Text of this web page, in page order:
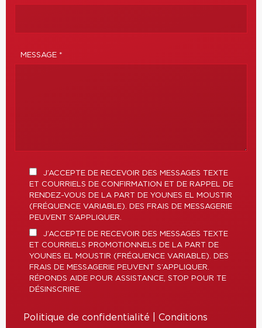
MESSAGE *
J’ACCEPTE DE RECEVOIR DES MESSAGES TEXTE
ET COURRIELS DE CONFIRMATION ET DE RAPPEL DE
RENDEZ-VOUS DE LA PART DE YOUNES EL MOUSTIR
(FRÉQUENCE VARIABLE). DES FRAIS DE MESSAGERIE
PEUVENT S’APPLIQUER.
J’ACCEPTE DE RECEVOIR DES MESSAGES TEXTE
ET COURRIELS PROMOTIONNELS DE LA PART DE
YOUNES EL MOUSTIR (FRÉQUENCE VARIABLE). DES
FRAIS DE MESSAGERIE PEUVENT S’APPLIQUER.
RÉPONDS AIDE POUR ASSISTANCE, STOP POUR TE
DÉSINSCRIRE.
Politique de confidentialité
Conditions